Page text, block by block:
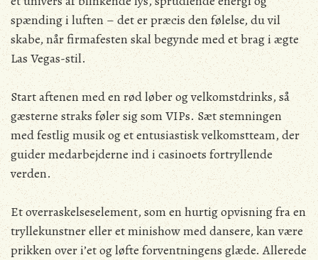
spænding i luften – det er præcis den følelse, du vil
skabe, når firmafesten skal begynde med et brag i ægte
Las Vegas-stil.
Start aftenen med en rød løber og velkomstdrinks, så
gæsterne straks føler sig som VIPs. Sæt stemningen
med festlig musik og et entusiastisk velkomstteam, der
guider medarbejderne ind i casinoets fortryllende
verden.
Et overraskelseselement, som en hurtig opvisning fra en
tryllekunstner eller et minishow med dansere, kan være
prikken over i’et og løfte forventningens glæde. Allerede